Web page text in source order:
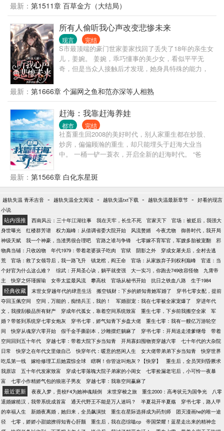
封多年的故事被揭露。 随着一件件离奇又匪夷所思的
事件出现，竟一不小心引起了特殊小组人员的注意！
特殊小组：姜大师，您算的太准，国家想请你出山！
系统：叮！新一轮功德值即将开启，请宿主再接再
厉，飞升天道指日可待！ 姜一：！！！
最新： 第1511章 百草金方（大结局）
所有人偷听我心声改变悲惨未来
现言 完结
S市最顶端的豪门世家姜家找回了丢失了18年的亲生女
儿，姜婉。 姜婉，乖巧懂事的美少女，看似平平无
奇，但是当众人接触后才发现，她身具特殊的能力，
意识爆出来的心声改变了悲惨的未来。 姜婉不仅仅成
为了姜家的团宠，被父母和六个哥哥当成心中宝，也
成为了S市最顶层圈子一众大佬的团宠，更成为了人人
惧怕闻风丧胆的迟家家主，迟宴的心头肉，手中宝。
迟宴，迟氏集团现今的掌舵人，年轻有为，俊美多
金，人人都道最是冷漠，有手段，在商场和那些老奸
巨猾的老姜们争斗从来不会落于下风，是让老将们又
爱又恨的后生。 但是到了懵懂的姜婉身边，却变成了
生到男女之情的深爱，最后则变成了深入骨髓的挚
爱。 温水煮青蛙般将懵懂单蠢的姜婉一步步的套近他
的领地，再也不容许她的身边出现其他人，可谓是心
被问起这辈子最感谢的人时，他们都有志一同的感谢
同一人。 成为商场女强人的乐颖靓说，“感谢姜
婉。”是她的到来才让自己免去了被堂妹害死的悲惨结
局。 成为了名闻天下的钢琴女王的米雪说，“感谢姜
婉。”
最新： 第1666章 个漏网之鱼和范亦深等人相熟
赶海：我靠赶海养娃
都市 完结
社畜重生回2008的美好时代，别人家重生都在炒股、
炒房，偏偏顾瀚的重生，却只能埋头于赶海大业当
中。 一桶一铲一蓑衣，开启全新的赶海时代。 “爸
最新： 第1566章 白化东星斑
越轨失温 青禾吉音 - 越轨失温全文阅读 - 越轨失温txt下载 - 越轨失温最新章节 - 好看的现言
小说
站内强推 西南风云：三十年江湖往事 我在天牢，长生不死 官家天下
官场：被贬后，我强大
身世曝光
红楼群芳谱 权力巅峰：从借调省委大院开始 风流赘婿 今夜尤物
御兽时代，我开局
神级天赋
我一个神豪，当渣男很合理吧 官路之谁与争锋 七零嫁不育军官，军嫂多胎被宠翻
邪
物典当铺：只收凶物
年代1979：带着老婆孩子吃肉 官狱 阴影之外
穿成女屠夫后，全村去逃
荒
官场：救了女领导后，我一路飞升 镇龙棺，阎王命 官场：从家族弃子到权利巅峰
官道：当
个好官为什么这么难？
综武：开局圣心诀，躺平就变强 大一实习，你跑去749收容怪物
九霄帝
主
快穿之怀瑾握瑜 女帝太监最风流 攀高枝 官场从秘书开始 抗日之铁血八路 生于1984
经典收藏 末世女穿越年代的肆意生活 搬空钱财：下乡的娇知青她军婚了
穿书七零女配，提前
夺回玉佩空间
空间，万能的，痴情兵王，我的！ 军婚甜宠：我在七零被全家宠爆了
穿进年代
文，我搜刮极品所有财产
穿成年代孤女，靠着空间系统致富 重生七零，下乡前我搬空全家
军
婚？带签到系统穿七零女炮灰
穿书七零，娇气知青下乡盘大佬
重生七零：我有一艘亿万游轮空
间
快穿从魂穿六零开始 假千金手撕剧本，沙雕摆烂躺麻了 穿书七零：开局送走渣爹继母
带着
空间回到五十年代
穿越七零：带着大院下乡当知青 开局寡妇囤物资穿越六零
七十年代的大杂院
日常
快穿之在年代文里做自己 快穿年代：暖意的悠闲人生 女大佬带弟弟下乡当知青
快穿世界
吃瓜第一线
嫁给修理工后她震惊全球 瞎啊！你管这叫炮灰？【快穿】
重生后，全员哭到昏厥求
我原谅
五十年代发家致富 穿成七零落魄大院子弟家的小闺女
七零捡漏老宅后，小可怜一夜暴
富
七零小作精娇气包的狼崽子男友 穿越七零：我靠空间赢麻了
最近更新 夜夜入梦，贵校F4为她神魂颠倒 末世穿梭之旅 重生2000：高考状元为国争光
八零
退婚嫁糙汉，我带系统成首富
通天代野王不能是万人迷吗？ 半夏花开半夏殇
穿书七零，路人甲
的幸福人生
新婚夜离婚，她归来，全员飙演技 重生在星际选择成为药剂师
团灭漫画he的唯一途
径
七零，娇娇小甜媳撩得知青心肝颤 重生后，我在恋综嗑cp
帝国荣耀！蓝星走出来的精神念